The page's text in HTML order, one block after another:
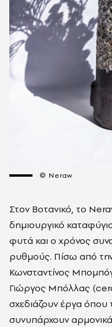
© Neraw
Στον Βοτανικό, το
δημιουργικό
φυτά και ο χρόνος
ρυθμούς. Πίσω από την
Κωνσταντίνος
Γιώργος Μπόλλας
σχεδιάζουν έργα όπου
συνυπάρχουν